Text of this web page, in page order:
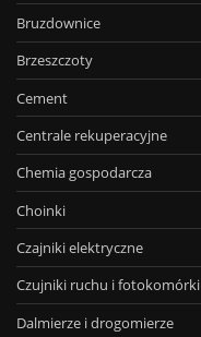
Bruzdownice
Brzeszczoty
Cement
Centrale rekuperacyjne
Chemia gospodarcza
Choinki
Czajniki elektryczne
Czujniki ruchu i fotokomórki
Dalmierze i drogomierze